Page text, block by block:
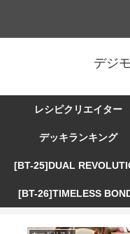
デジ
レシピクリエイター
デッキランキング
[BT-25]DUAL
[BT-26]TIMELESS